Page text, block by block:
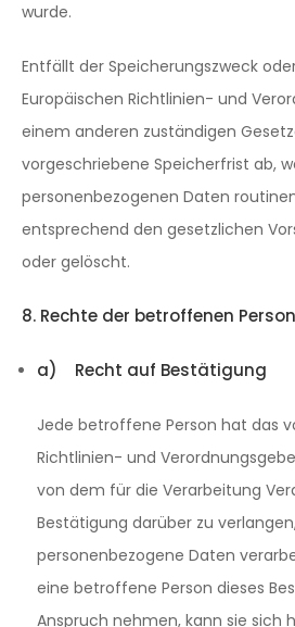
wurde.
Entfällt der Speicherungszweck
Europäischen Richtlinien- und
einem anderen zuständigen
vorgeschriebene Speicherfrist ab,
personenbezogenen Daten
entsprechend den gesetzlichen
oder gelöscht.
8. Rechte der betroffenen Person
a) Recht auf Bestätigung
Jede betroffene Person hat das
Richtlinien- und
von dem für die Verarbeitung
Bestätigung darüber zu
personenbezogene Daten
eine betroffene Person dieses
Anspruch nehmen, kann sie sich